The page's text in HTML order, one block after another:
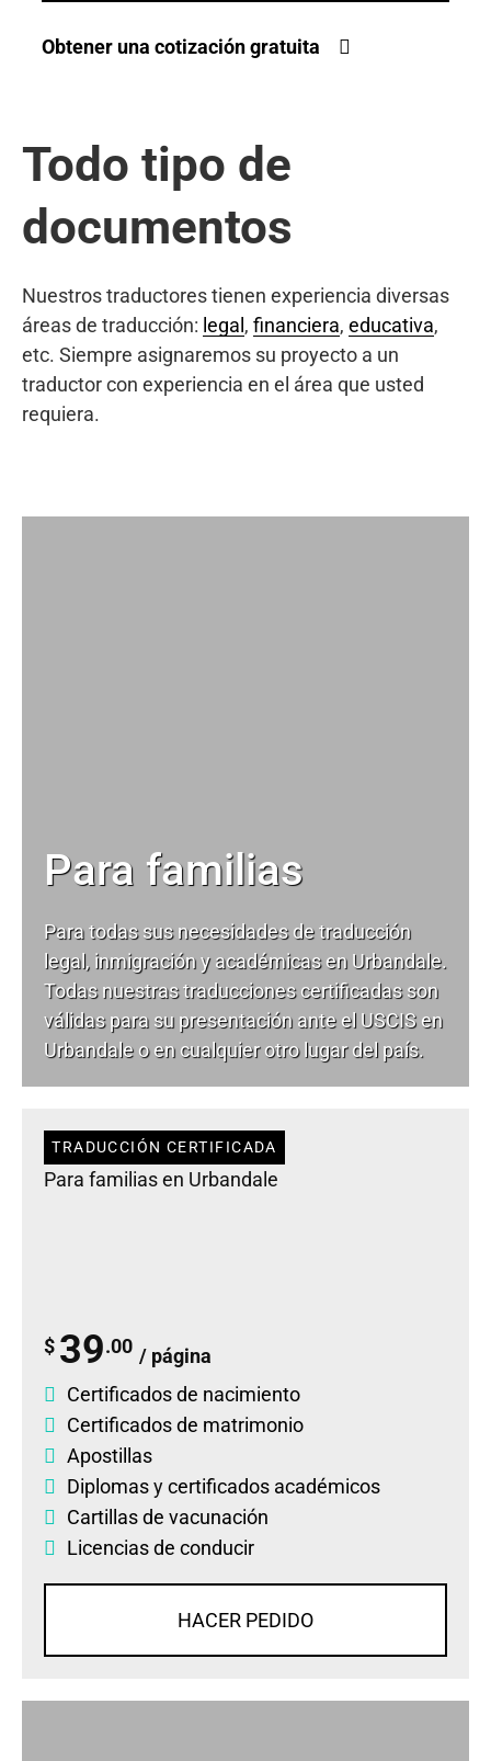
Obtener una cotización gratuita
Todo tipo de
documentos
Nuestros traductores tienen experiencia diversas
áreas de traducción: legal , financiera, educativa,
etc. Siempre asignaremos su proyecto a un
traductor con experiencia en el área que usted
requiera.
Para familias
Para todas sus necesidades detraducción
legal, inmigración y académicas en Urbandale.
Todas nuestras traducciones certificadas son
válidas para su presentación ante el USCIS en
Urbandale o en cualquier otro lugar del país.
TRADUCCIÓN CERTIFICADA
Para familias en Urbandale
$ 39.00 / página
Certificados de nacimiento
Certificados de matrimonio
Apostillas
Diplomasycertificados académicos
Cartillas de vacunación
Licencias de conducir
HACER PEDIDO